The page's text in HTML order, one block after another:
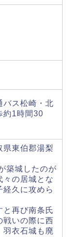
バス松崎・北
約1時間30
県東伯郡湯梨
築城したのが
々の居城とな
経久に攻めら
と再び南条氏
戦いの際に西
羽衣石城も廃